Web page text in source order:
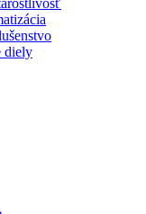
diely